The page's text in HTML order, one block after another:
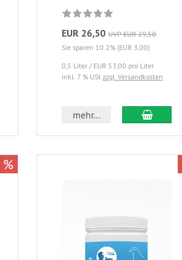
EUR 26,50 UVP EUR 29,50
Sie sparen 10.2% (EUR 3,00)
0,5 Liter / EUR 53,00 pro Liter
inkl. 7 % USt zzgl. Versandkosten
mehr...
%